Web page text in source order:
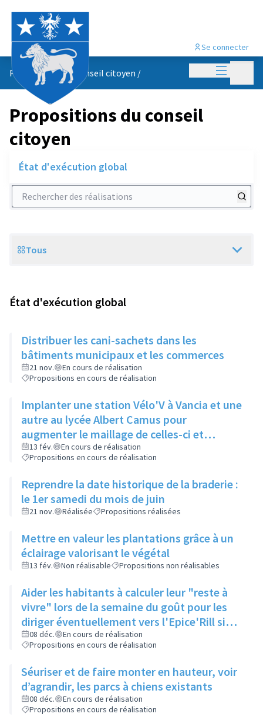
Menu
Se connecter
Propositions du conseil citoyen /
Propositions du conseil
citoyen
État d'exécution global
Rechercher des réalisations
Scope
Tous
État d'exécution global
Distribuer les cani-sachets dans les
bâtiments municipaux et les commerces
21 nov.
En cours de réalisation
Propositions en cours de réalisation
Implanter une station Vélo'V à Vancia et une
autre au lycée Albert Camus pour
augmenter le maillage de celles-ci et
compenser le manque de bus à Vancia
notamment
13 fév.
En cours de réalisation
Propositions en cours de réalisation
Reprendre la date historique de la braderie :
le 1er samedi du mois de juin
21 nov. Réalisée Propositions réalisées
Mettre en valeur les plantations grâce à un
éclairage valorisant le végétal
13 fév. Non réalisable Propositions non réalisables
Aider les habitants à calculer leur "reste à
vivre" lors de la semaine du goût pour les
diriger éventuellement vers l'Epice'Rill si
besoin
08 déc.
En cours de réalisation
Propositions en cours de réalisation
Séuriser et de faire monter en hauteur, voir
d’agrandir, les parcs à chiens existants
08 déc.
En cours de réalisation
Propositions en cours de réalisation